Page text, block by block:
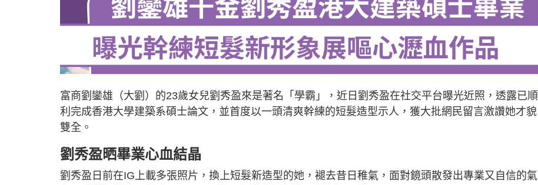
富商劉鑾雄（大劉）的23歲女兒劉秀盈來是著名「學霸」，近日劉秀盈在社交平台曝光近照，透露已順
利完成香港大學建築系碩士論文，並首度以一頭清爽幹練的短髮造型示人，獲大批網民留言激讚她才貌
雙全。
劉秀盈晒畢業心血結晶
劉秀盈日前在IG上載多張照片，換上短髮新造型的她，褪去昔日稚氣，面對鏡頭散發出專業又自信的氣